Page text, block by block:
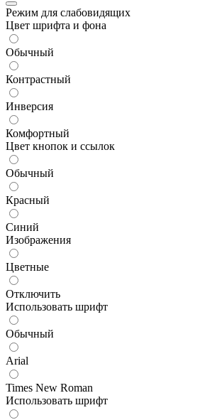
Режим для слабовидящих
Цвет шрифта и фона
Обычный
Контрастный
Инверсия
Комфортный
Цвет кнопок и ссылок
Обычный
Красный
Синий
Изображения
Цветные
Отключить
Использовать шрифт
Обычный
Arial
Times New Roman
Использовать шрифт